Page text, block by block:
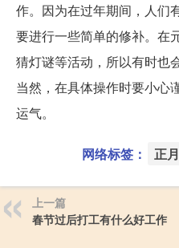
作。因为在过年期间，人们
要进行一些简单的修补。在
猜灯谜等活动，所以有时也
当然，在具体操作时要小心
运气。
网络标签： 正月
上一篇
春节过后打工有什么好工作